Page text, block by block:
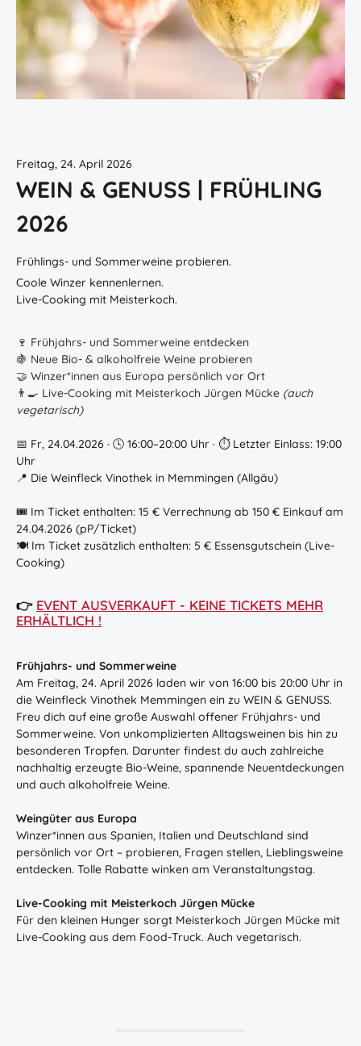
Freitag, 24. April 2026
WEIN & GENUSS | FRÜHLING
2026
Frühlings- und Sommerweine probieren.
Coole Winzer kennenlernen.
Live-Cooking mit Meisterkoch.
🍷 Frühjahrs- und Sommerweine entdecken
🍇 Neue Bio- & alkoholfreie Weine probieren
🤝 Winzer*innen aus Europa persönlich vor Ort
👨‍🍳 Live-Cooking mit Meisterkoch Jürgen Mücke (auch
vegetarisch)
📅 Fr, 24.04.2026 · 🕓 16:00–20:00 Uhr · ⏱ Letzter Einlass: 19:00
Uhr
📍 Die Weinfleck Vinothek in Memmingen (Allgäu)
🎟️ Im Ticket enthalten: 15 € Verrechnung ab 150 € Einkauf am
24.04.2026 (pP/Ticket)
🍽️ Im Ticket zusätzlich enthalten: 5 € Essensgutschein (Live-
Cooking)
👉 EVENT AUSVERKAUFT - KEINE TICKETS MEHR
ERHÄLTLICH !
Frühjahrs- und Sommerweine
Am Freitag, 24. April 2026 laden wir von 16:00 bis 20:00 Uhr in
die Weinfleck Vinothek Memmingen ein zu WEIN & GENUSS.
Freu dich auf eine große Auswahl offener Frühjahrs- und
Sommerweine. Von unkomplizierten Alltagsweinen bis hin zu
besonderen Tropfen. Darunter findest du auch zahlreiche
nachhaltig erzeugte Bio-Weine, spannende Neuentdeckungen
und auch alkoholfreie Weine.
Weingüter aus Europa
Winzer*innen aus Spanien, Italien und Deutschland sind
persönlich vor Ort – probieren, Fragen stellen, Lieblingsweine
entdecken. Tolle Rabatte winken am Veranstaltungstag.
Live-Cooking mit Meisterkoch Jürgen Mücke
Für den kleinen Hunger sorgt Meisterkoch Jürgen Mücke mit
Live-Cooking aus dem Food-Truck. Auch vegetarisch.